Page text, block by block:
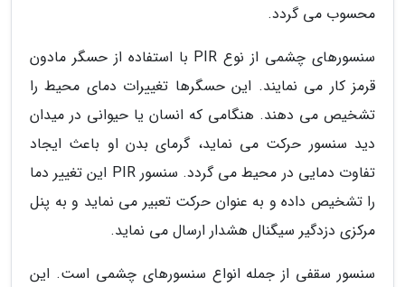
محسوب می گردد.
سنسورهای چشمی از نوع PIR با استفاده از حسگر مادون
قرمز کار می نمایند. این حسگرها تغییرات دمای محیط را
تشخیص می دهند. هنگامی که انسان یا حیوانی در میدان
دید سنسور حرکت می نماید، گرمای بدن او باعث ایجاد
تفاوت دمایی در محیط می گردد. سنسور PIR این تغییر دما
را تشخیص داده و به عنوان حرکت تعبیر می نماید و به پنل
مرکزی دزدگیر سیگنال هشدار ارسال می نماید.
سنسور سقفی از جمله انواع سنسورهای چشمی است. این